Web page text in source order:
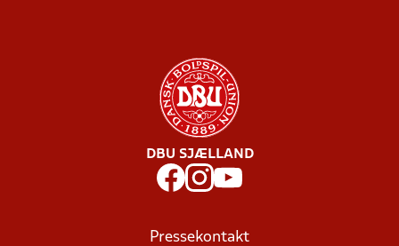
DBU SJÆLLAND
Pressekontakt